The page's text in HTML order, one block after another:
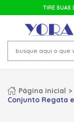
TIRE SUAS
Página inicial
Conjunto Regata